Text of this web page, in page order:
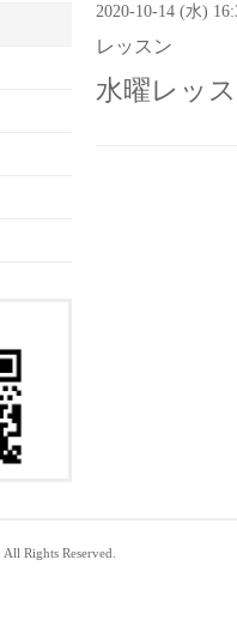
2020-10-14 (水)
レッスン
水曜レッ
. All Rights Reserved.